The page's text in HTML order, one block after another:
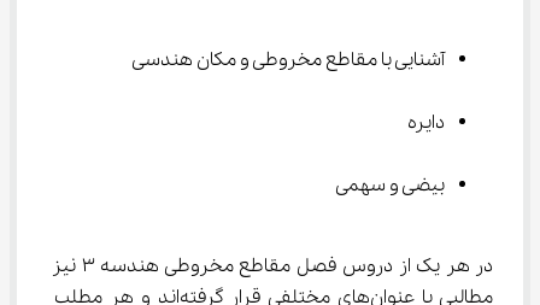
آشنایی با مقاطع مخروطی و مکان هندسی
دایره
بیضی و سهمی
در هر یک از دروس فصل مقاطع مخروطی هندسه ۳ نیز
مطالبی با عنوان‌های مختلفی قرار گرفته‌اند و هر مطلب